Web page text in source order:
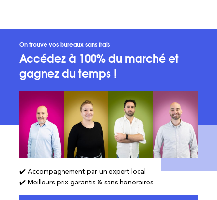
On trouve vos bureaux sans frais
Accédez à 100% du marché et
gagnez du temps !
✔️ Accompagnement par un expert local
✔️ Meilleurs prix garantis & sans honoraires